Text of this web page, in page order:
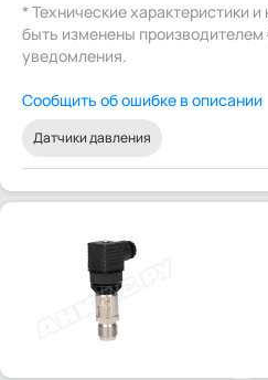
* Технические характеристики
быть изменены производителем
уведомления.
Сообщить об ошибке в описании
Датчики давления